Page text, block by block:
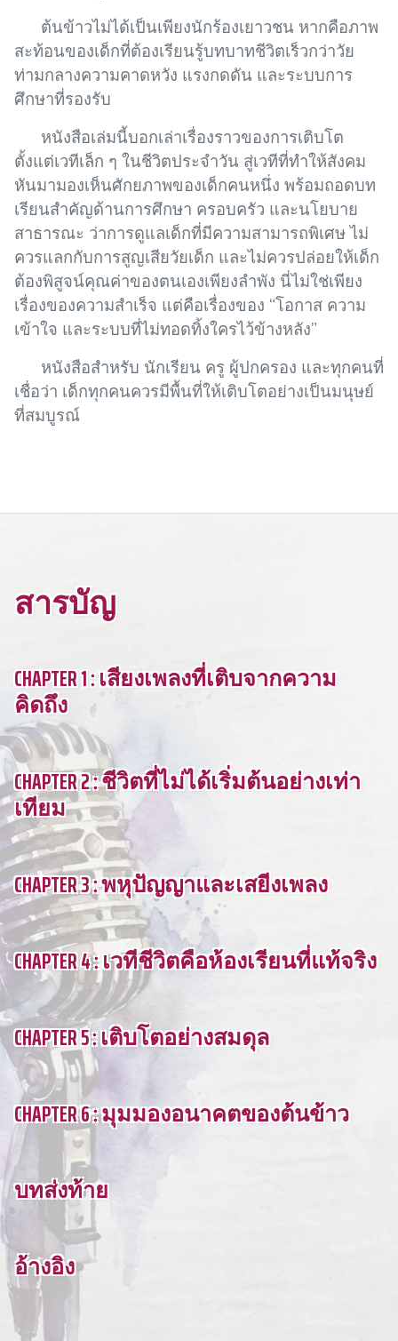
ต้นข้าวไม่ได้เป็นเพียงนักร้องเยาวชน หากคือภาพ
สะท้อนของเด็กที่ต้องเรียนรู้บทบาทชีวิตเร็วกว่าวัย
ท่ามกลางความคาดหวัง แรงกดดัน และระบบการ
ศึกษาที่รองรับ
หนังสือเล่มนี้บอกเล่าเรื่องราวของการเติบโต
ตั้งแต่เวทีเล็ก ๆ ในชีวิตประจำวัน สู่เวทีที่ทำให้สังคม
หันมามองเห็นศักยภาพของเด็กคนหนึ่ง พร้อมถอดบท
เรียนสำคัญด้านการศึกษา ครอบครัว และนโยบาย
สาธารณะ ว่าการดูแลเด็กที่มีความสามารถพิเศษ ไม่
ควรแลกกับการสูญเสียวัยเด็ก และไม่ควรปล่อยให้เด็ก
ต้องพิสูจน์คุณค่าของตนเองเพียงลำพัง นี่ไม่ใช่เพียง
เรื่องของความสำเร็จ แต่คือเรื่องของ “โอกาส ความ
เข้าใจ และระบบที่ไม่ทอดทิ้งใครไว้ข้างหลัง”
หนังสือสำหรับ นักเรียน ครู ผู้ปกครอง และทุกคนที่
เชื่อว่า เด็กทุกคนควรมีพื้นที่ให้เติบโตอย่างเป็นมนุษย์
ที่สมบูรณ์
สารบัญ
CHAPTER 1 : เสียงเพลงที่เติบจากความ
คิดถึง
CHAPTER 2 : ชีวิตที่ไม่ได้เริ่มต้นอย่างเท่า
เทียม
CHAPTER 3 : พหุปัญญาและเสยีงเพลง
CHAPTER 4 : เวทีชีวิตคือห้องเรียนที่แท้จริง
CHAPTER 5 : เติบโตอย่างสมดุล
CHAPTER 6 : มุมมองอนาคตของต้นข้าว
บทส่งท้าย
อ้างอิง